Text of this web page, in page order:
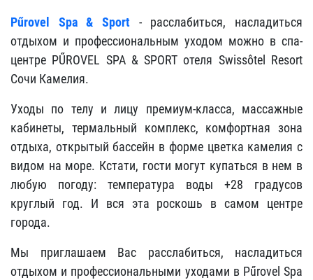
Pűrovel Spa & Sport
- расслабиться, насладиться
отдыхом и профессиональным уходом можно в спа-
центре PŰROVEL SPA & SPORT отеля Swissôtel Resort
Сочи Камелия.
Уходы по телу и лицу премиум-класса, массажные
кабинеты, термальный комплекс, комфортная зона
отдыха, открытый бассейн в форме цветка камелия с
видом на море. Кстати, гости могут купаться в нем в
любую погоду: температура воды +28 градусов
круглый год. И вся эта роскошь в самом центре
города.
Мы приглашаем Вас расслабиться, насладиться
отдыхом и профессиональными уходами в Pűrovel Spa